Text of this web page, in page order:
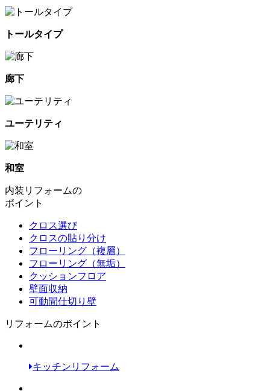
トールタイプ
廊下
ユーテリティ
和室
内装リフォームの
ポイント
クロス選び
クロスの貼り分け
フローリング（複層）
フローリング（無垢）
クッションフロア
壁面収納
可動間仕切り壁
リフォームのポイント
キッチンリフォーム